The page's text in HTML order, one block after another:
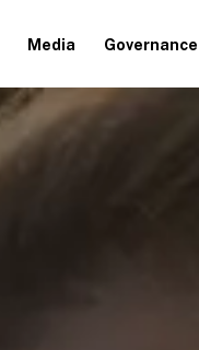
Media Governance